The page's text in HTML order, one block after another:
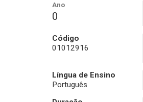
Ano
0
Código
01012916
Língua de Ensino
Português